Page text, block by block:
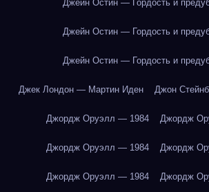
Джейн Остин — Гордость и
Джейн Остин — Гордость и
Джейн Остин — Гордость и
Джек Лондон — Мартин Иден Джон
Джордж Оруэлл — 1984 Джордж
Джордж Оруэлл — 1984 Джордж
Джордж Оруэлл — 1984 Джордж